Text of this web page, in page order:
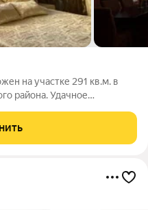
на участке 291 кв.м. в
района. Удачное
доступности
H2O,